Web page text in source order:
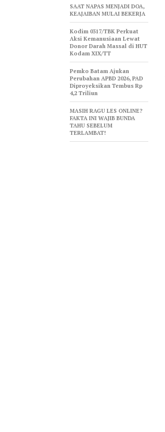
SAAT NAPAS MENJADI DOA,
KEAJAIBAN MULAI BEKERJA
Kodim 0317/TBK Perkuat
Aksi Kemanusiaan Lewat
Donor Darah Massal di HUT
Kodam XIX/TT
Pemko Batam Ajukan
Perubahan APBD 2026, PAD
Diproyeksikan Tembus Rp
4,2 Triliun
MASIH RAGU LES ONLINE?
FAKTA INI WAJIB BUNDA
TAHU SEBELUM
TERLAMBAT!